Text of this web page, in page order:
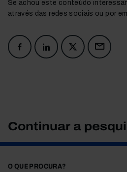
Se achou este conteúdo
através das redes sociais ou por
Continuar a
O QUE PROCURA?